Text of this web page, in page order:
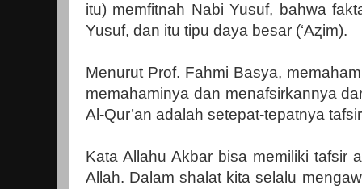
itu) memfitnah Nabi Yusuf, bahwa
Yusuf, dan itu tipu daya besar (‘Aⱬim).
Menurut Prof. Fahmi Basya,
memahaminya dan menafsirkannya
Al-Qur’an adalah setepat-tepatnya
Kata Allahu Akbar bisa memiliki tafsir
Allah. Dalam shalat kita selalu